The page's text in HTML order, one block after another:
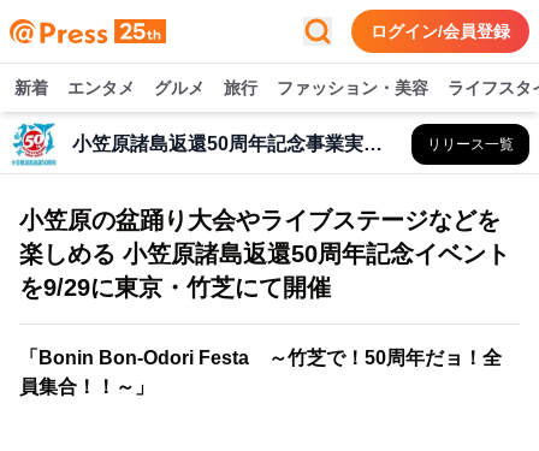
ログイン/会員登録
新着 エンタメ グルメ 旅行 ファッション・美容 ライフスタ
小笠原諸島返還50周年記念事業実行委員会 リリース一覧
小笠原の盆踊り大会やライブステージなどを
楽しめる 小笠原諸島返還50周年記念イベント
を9/29に東京・竹芝にて開催
「Bonin Bon-Odori Festa ～竹芝で！50周年だョ！全
員集合！！～」